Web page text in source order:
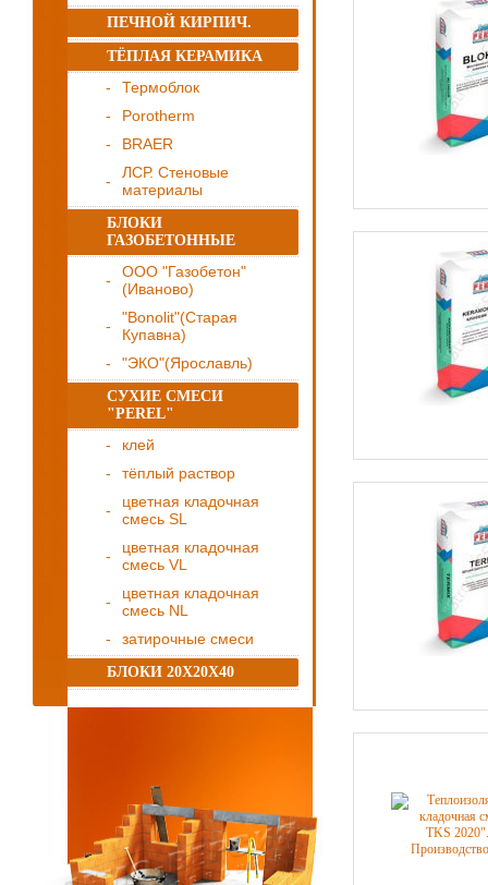
ПЕЧНОЙ КИРПИЧ.
ТЁПЛАЯ КЕРАМИКА
Термоблок
Porotherm
BRAER
ЛСР. Стеновые
материалы
БЛОКИ
ГАЗОБЕТОННЫЕ
ООО "Газобетон"
(Иваново)
"Bonolit"(Старая
Купавна)
"ЭКО"(Ярославль)
СУХИЕ СМЕСИ
"PEREL"
клей
тёплый раствор
цветная кладочная
смесь SL
цветная кладочная
смесь VL
цветная кладочная
смесь NL
затирочные смеси
БЛОКИ 20Х20Х40